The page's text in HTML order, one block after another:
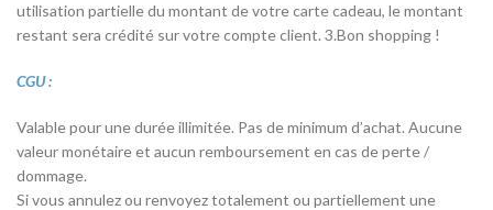
utilisation partielle du montant de votre carte cadeau, le montant
restant sera crédité sur votre compte client. 3.Bon shopping !
CGU :
Valable pour une durée illimitée. Pas de minimum d’achat. Aucune
valeur monétaire et aucun remboursement en cas de perte /
dommage.
Si vous annulez ou renvoyez totalement ou partiellement une